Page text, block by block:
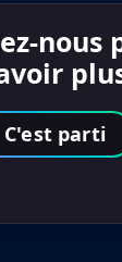
nous
C'est parti